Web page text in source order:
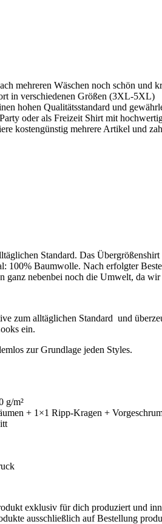
mehreren Wäschen noch schön und
in verschiedenen Größen (3XL-5XL)
hohen Qualitätsstandard und
oder als Freizeit Shirt mit
kostengünstig mehrere Artikel und
Standard. Das
100% Baumwolle. Nach erfolgter
nebenbei noch die Umwelt, da
zum alltäglichen Standard und
ein.
zur Grundlage jeden Styles.
g/m²
+ 1×1 Ripp-Kragen +
exklusiv für dich produziert und
ausschließlich auf Bestellung